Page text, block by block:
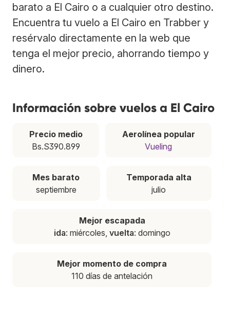
barato a El Cairo o a cualquier otro destino.
Encuentra tu vuelo a El Cairo en Trabber y
resérvalo directamente en la web que
tenga el mejor precio, ahorrando tiempo y
dinero.
Información sobre vuelos a El Cairo
Precio medio
Bs.S390.899
Aerolínea popular
Vueling
Mes barato
septiembre
Temporada alta
julio
Mejor escapada
ida: miércoles, vuelta: domingo
Mejor momento de compra
110 días de antelación